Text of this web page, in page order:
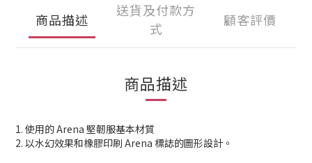
商品描述
送貨及付款方
式
顧客評價
商品描述
1. 使用的 Arena 堅韌服基本材質
2. 以水幻效果和橡膠印刷 Arena 標誌的圖形設計。